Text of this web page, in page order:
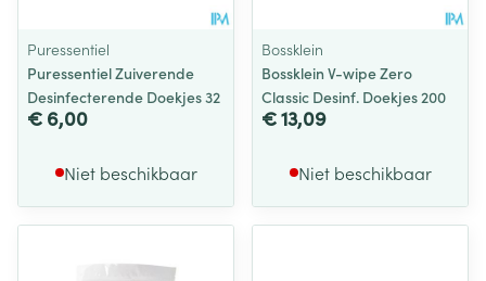
Puressentiel
Puressentiel Zuiverende
Desinfecterende Doekjes 32
€ 6,00
Niet beschikbaar
Bossklein
Bossklein V-wipe Zero
Classic Desinf. Doekjes 200
€ 13,09
Niet beschikbaar